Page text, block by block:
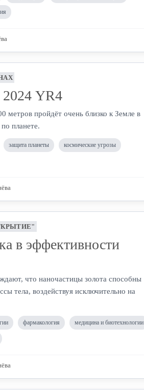
2024 YR4
пройдёт очень близко к Земле в
планете.
защита планеты космические угрозы
в эффективности
что наночастицы золота способны
тела, воздействуя исключительно на
фармакология медицина и биотехнологии